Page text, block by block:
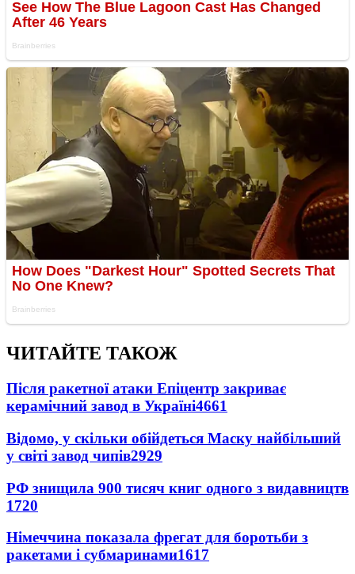
ЧИТАЙТЕ ТАКОЖ
Після ракетної атаки Епіцентр закриває
керамічний завод в Україні4661
Відомо, у скільки обійдеться Маску найбільший
у світі завод чипів2929
РФ знищила 900 тисяч книг одного з видавництв
1720
Німеччина показала фрегат для боротьби з
ракетами і субмаринами1617